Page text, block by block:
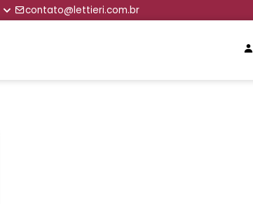
contato@lettieri.com.br